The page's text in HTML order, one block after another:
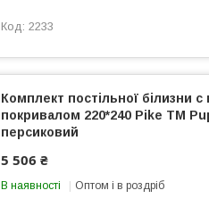
2233
Комплект постільної білизни
покривалом 220*240 Pike ТМ
персиковий
5 506 ₴
В наявності Оптом і в роздріб